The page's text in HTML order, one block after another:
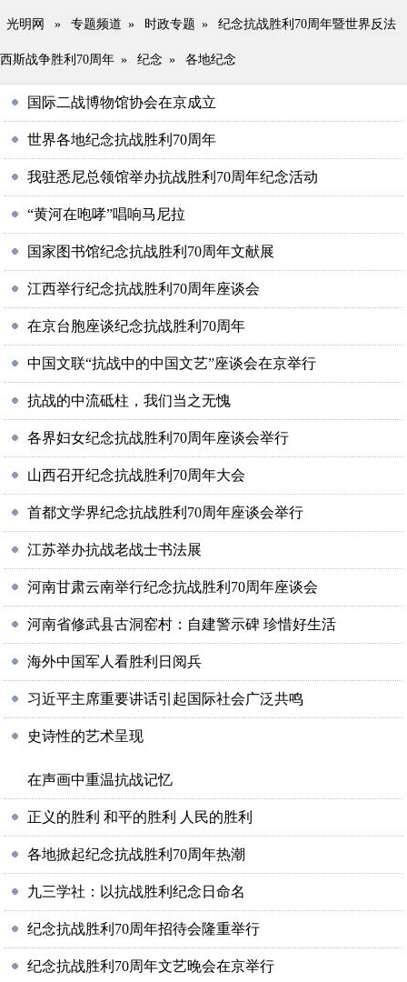
光明网 » 专题频道 » 时政专题 » 纪念抗战胜利70周年暨世界反法
西斯战争胜利70周年 » 纪念 » 各地纪念
国际二战博物馆协会在京成立
世界各地纪念抗战胜利70周年
我驻悉尼总领馆举办抗战胜利70周年纪念活动
“黄河在咆哮”唱响马尼拉
国家图书馆纪念抗战胜利70周年文献展
江西举行纪念抗战胜利70周年座谈会
在京台胞座谈纪念抗战胜利70周年
中国文联“抗战中的中国文艺”座谈会在京举行
抗战的中流砥柱，我们当之无愧
各界妇女纪念抗战胜利70周年座谈会举行
山西召开纪念抗战胜利70周年大会
首都文学界纪念抗战胜利70周年座谈会举行
江苏举办抗战老战士书法展
河南甘肃云南举行纪念抗战胜利70周年座谈会
河南省修武县古洞窑村：自建警示碑 珍惜好生活
海外中国军人看胜利日阅兵
习近平主席重要讲话引起国际社会广泛共鸣
史诗性的艺术呈现
在声画中重温抗战记忆
正义的胜利 和平的胜利 人民的胜利
各地掀起纪念抗战胜利70周年热潮
九三学社：以抗战胜利纪念日命名
纪念抗战胜利70周年招待会隆重举行
纪念抗战胜利70周年文艺晚会在京举行